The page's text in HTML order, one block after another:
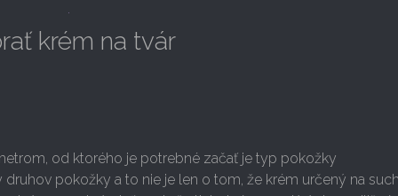
krém na tvár
od ktorého je potrebné začať je typ pokožky
druhov pokožky a to nie je len o tom, že krém určený na